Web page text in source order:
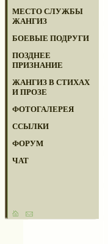
МЕСТО СЛУЖБЫ
ЖАНГИЗ
БОЕВЫЕ ПОДРУГИ
ПОЗДНЕЕ
ПРИЗНАНИЕ
ЖАНГИЗ В СТИХАХ
И ПРОЗЕ
ФОТОГАЛЕРЕЯ
ССЫЛКИ
ФОРУМ
ЧАТ